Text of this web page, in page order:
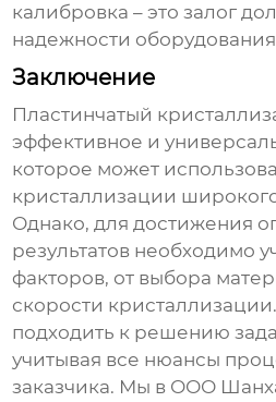
калибровка – это залог
надежности
Заключение
Пластинчатый
эффективное и
которое может
кристаллизации
Однако, для достижения
результатов необходимо
факторов, от выбора
скорости
подходить к решению
учитывая все нюансы
заказчика. Мы в ООО